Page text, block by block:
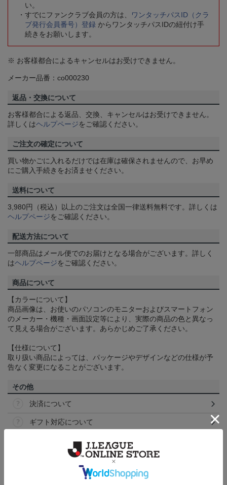
い。
すでにファンクラブ会員の方は、
ワンタッチパスID（クラ
ブ発行会員番号）登録 からワンタッチパスIDの紐付け手
続きをお願いします。
※ お客様都合によるキャンセルはお受けできません。
メーカー品番：co000230
返品・交換について
お客様都合による返品、交換、キャンセルはお受けできません。
詳しくはヘルプページをご確認ください。
ご注文の確定について
買い物かごに入れるだけでは在庫は確保されませんので、お早め
にご購入手続きをお済ませください。
送料について
3,980円（税込）以上のご注文は全国一律送料無料です。詳しくは
ヘルプページをご確認ください。
配送方法について
一部商品はメール便でのお届けとなる場合がございます。詳しく
はヘルプページをご確認ください。
商品について
【カラーについて】
商品画像は、お使いのパソコンのモニターおよびスマートフォン
のメーカー・機種・画面設定等により、実際の商品の色と異なっ
て見える場合がございます。あらかじめご了承ください。
【仕様について】
取り扱い商品によっては、パッケージやデザインなどの仕様が予
告なく変更になることがございます。
その他
決済について
ギフト対応について